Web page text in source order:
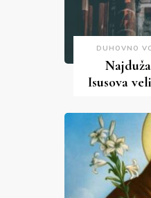
DUHOVNO
Isusova